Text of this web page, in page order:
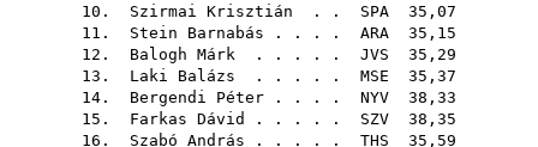
10. Szirmai Krisztián . . SPA 35,07
11. Stein Barnabás . . . . ARA 35,15
12. Balogh Márk . . . . . JVS 35,29
13. Laki Balázs . . . . . MSE 35,37
14. Bergendi Péter . . . . NYV 38,33
15. Farkas Dávid . . . . . SZV 38,35
16. Szabó András . . . . . THS 35,59